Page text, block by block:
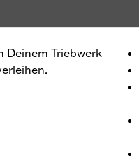
Deinem Triebwerk